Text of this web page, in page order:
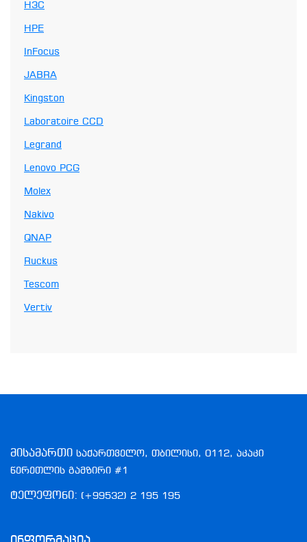
H3C
HPE
InFocus
JABRA
Kingston
Laboratoire CCD
Legrand
Lenovo PCG
Molex
Nakivo
QNAP
Ruckus
Tescom
Vertiv
მისამართი საქართველო, თბილისი, 0112, აკაკი
წერეთლის გამზირი #1
ტელეფონი: (+99532) 2 195 195